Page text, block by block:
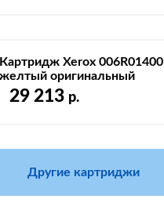
Картридж Xerox 006R01400
желтый оригинальный
29 213 р.
Другие картриджи